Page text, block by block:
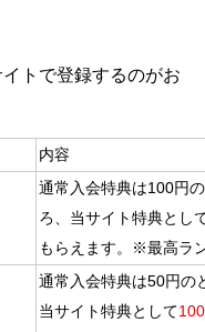
トで登録するのがお
内容
通常入会特典は100円
ろ、当サイト特典とし
もらえます。※最高ラ
通常入会特典は50円の
当サイト特典として